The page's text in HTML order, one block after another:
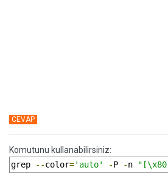
CEVAP
Komutunu kullanabilirsiniz:
grep
--color='auto' -P -n